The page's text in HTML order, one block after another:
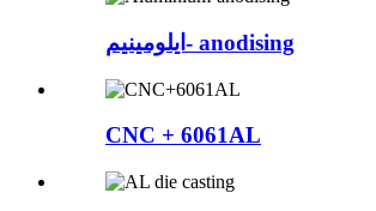
ایلومینیم- anodising
CNC + 6061AL